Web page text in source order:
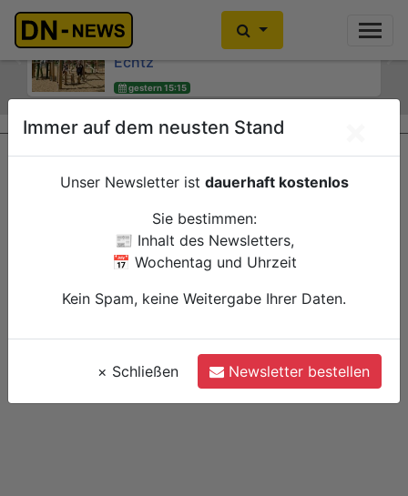
Kinder- und Jugendsprecherinnen
des Jugendheims engagieren sich für
Echtz
gestern 15:15
Kein Alkoholkonsum in der
Schwangerschaft: Interaktive
Wanderausstellung ZERO! im
Kreishaus
Düren
Verwaltung
Previous
Immer auf dem neusten Stand
Unser Newsletter ist dauerhaft kostenlos
Sie bestimmen:
📰 Inhalt des Newsletters,
📅 Wochentag und Uhrzeit
Kein Spam, keine Weitergabe Ihrer Daten.
× Schließen Newsletter bestellen